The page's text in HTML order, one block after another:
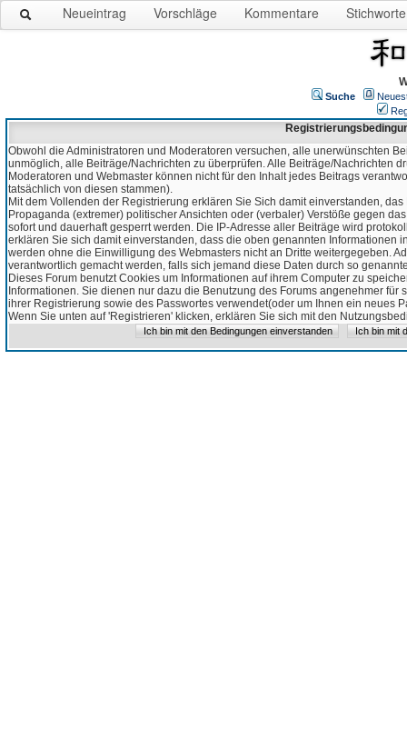
Neueintrag Vorschläge Kommentare Stichworte
Suche
Obwohl die Administratoren und Moderatoren versuchen, alle unerwünschten
unmöglich, alle Beiträge/Nachrichten zu überprüfen. Alle Beiträge/Nachrichten
Moderatoren und Webmaster können nicht für den Inhalt jedes Beitrags
tatsächlich von diesen stammen).
Mit dem Vollenden der Registrierung erklären Sie Sich damit einverstanden,
Propaganda (extremer) politischer Ansichten oder (verbaler) Verstöße gegen
sofort und dauerhaft gesperrt werden. Die IP-Adresse aller Beiträge wird
erklären Sie sich damit einverstanden, dass die oben genannten Informationen
werden ohne die Einwilligung des Webmasters nicht an Dritte weitergegeben.
verantwortlich gemacht werden, falls sich jemand diese Daten durch so
Dieses Forum benutzt Cookies um Informationen auf ihrem Computer zu
Informationen. Sie dienen nur dazu die Benutzung des Forums angenehmer
ihrer Registrierung sowie des Passwortes verwendet(oder um Ihnen ein neues
Wenn Sie unten auf 'Registrieren' klicken, erklären Sie sich mit den